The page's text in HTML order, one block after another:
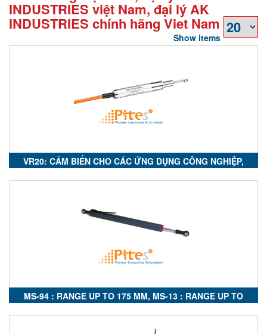
INDUSTRIES việt Nam, đại lý AK
INDUSTRIES chính hãng Viet Nam
Show items
VR20: CẢM BIẾN CHO CÁC ỨNG DỤNG CÔNG NGHIỆP,
VR20 : SENSOR FOR INDUSTRIAL APPLICATIONS, PPM12 :
MS-94 : RANGE UP TO 175 MM, MS-13 : RANGE UP TO
200M, MS-15 : RANGE UP TO 300 MM, MS-19 : RANGE UP
TO 300 MM